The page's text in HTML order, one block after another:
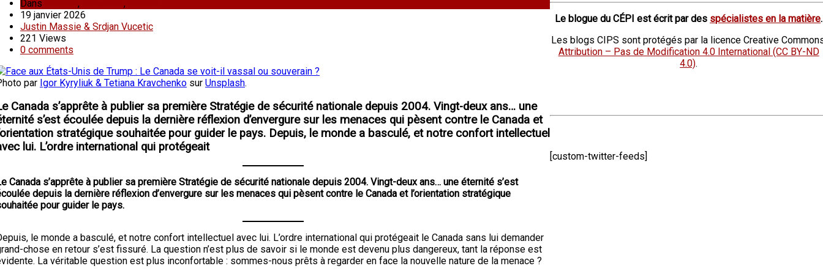
Dans , ,
19 janvier 2026
Justin Massie & Srdjan Vucetic
221 Views
0 comments
par Igor Kyryliuk & Tetiana Kravchenko sur Unsplash.
Canada s’apprête à publier sa première Stratégie de sécurité nationale depuis 2004. Vingt-deux ans… une
s’est écoulée depuis la dernière réflexion d’envergure sur les menaces qui pèsent contre le Canada et
stratégique souhaitée pour guider le pays. Depuis, le monde a basculé, et notre confort intellectuel
lui. L’ordre international qui protégeait
Canada s’apprête à publier sa première Stratégie de sécurité nationale depuis 2004. Vingt-deux ans… une éternité s’est
depuis la dernière réflexion d’envergure sur les menaces qui pèsent contre le Canada et l’orientation stratégique
pour guider le pays.
le monde a basculé, et notre confort intellectuel avec lui. L’ordre international qui protégeait le Canada sans lui demander
chose en retour s’est fissuré. La question n’est plus de savoir si le monde est devenu plus dangereux, tant la réponse est
La véritable question est plus inconfortable : sommes-nous prêts à regarder en face la nouvelle nature de la menace ?
Le blogue du CÉPI est écrit par des spécialistes en la matière.
Les blogs CIPS sont protégés par la licence Creative
Attribution – Pas de Modification 4.0 International (CC BY-ND
4.0).
[custom-twitter-feeds]